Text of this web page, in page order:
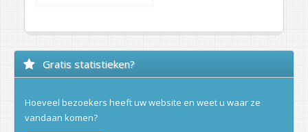
Gratis statistieken?
Hoeveel bezoekers heeft uw website en weet u waar ze
vandaan komen?